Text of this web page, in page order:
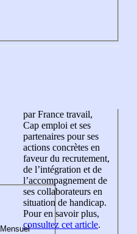
par France travail,
Cap emploi et ses
partenaires pour ses
actions concrètes en
faveur du recrutement,
de l’intégration et de
l’accompagnement de
ses collaborateurs en
situation de handicap.
Pour en savoir plus,
consultez cet article.